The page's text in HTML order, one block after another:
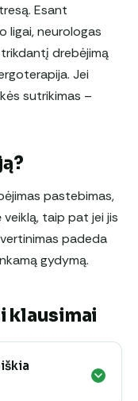
Esant
ligai, neurologas
drebėjimą
Jei
sutrikimas –
pastebimas,
taip pat jei jis
padeda
gydymą.
klausimai